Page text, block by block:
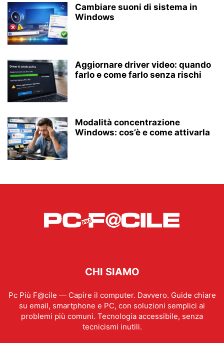
Cambiare suoni di sistema in
Windows
Aggiornare driver video: quando
farlo e come farlo senza rischi
Modalità concentrazione
Windows: cos’è e come attivarla
CHI SIAMO
Pc Più F@cile — Capire il computer. Davvero. Guide chiare
su email, smartphone e PC, con soluzioni semplici ai
problemi più comuni. Tecnologia accessibile, senza
tecnicismi inutili.